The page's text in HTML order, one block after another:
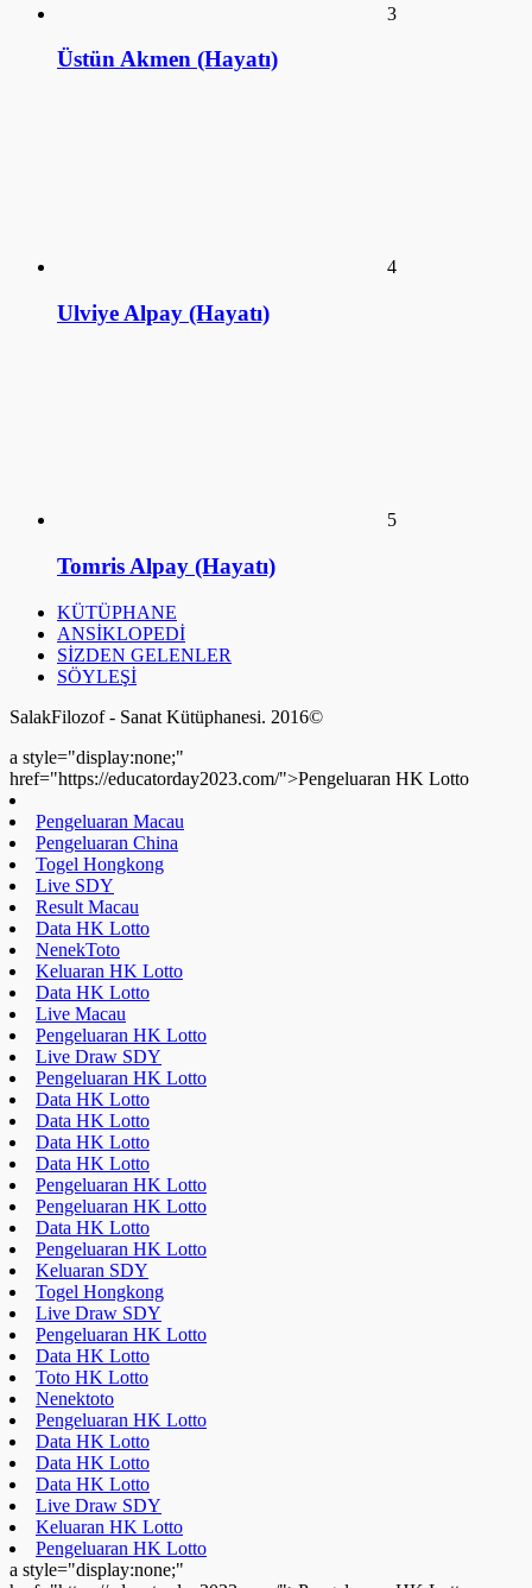
3
Üstün Akmen (Hayatı)
4
Ulviye Alpay (Hayatı)
5
Tomris Alpay (Hayatı)
KÜTÜPHANE
ANSİKLOPEDİ
SİZDEN GELENLER
SÖYLEŞİ
SalakFilozof - Sanat Kütüphanesi. 2016©
a style="display:none;"
href="https://educatorday2023.com/">Pengeluaran HK Lotto
Pengeluaran Macau
Pengeluaran China
Togel Hongkong
Live SDY
Result Macau
Data HK Lotto
NenekToto
Keluaran HK Lotto
Data HK Lotto
Live Macau
Pengeluaran HK Lotto
Live Draw SDY
Pengeluaran HK Lotto
Data HK Lotto
Data HK Lotto
Data HK Lotto
Data HK Lotto
Pengeluaran HK Lotto
Pengeluaran HK Lotto
Data HK Lotto
Pengeluaran HK Lotto
Keluaran SDY
Togel Hongkong
Live Draw SDY
Pengeluaran HK Lotto
Data HK Lotto
Toto HK Lotto
Nenektoto
Pengeluaran HK Lotto
Data HK Lotto
Data HK Lotto
Data HK Lotto
Live Draw SDY
Keluaran HK Lotto
Pengeluaran HK Lotto
a style="display:none;"